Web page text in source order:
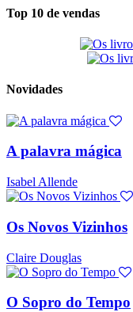
Top 10 de vendas
Novidades
A palavra mágica
Isabel Allende
Os Novos Vizinhos
Claire Douglas
O Sopro do Tempo